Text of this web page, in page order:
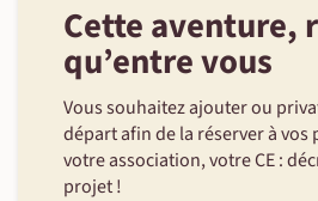
Cette aventure,
qu’entre vous
Vous souhaitez ajouter ou
départ afin de la réserver à vos
votre association, votre CE :
projet !